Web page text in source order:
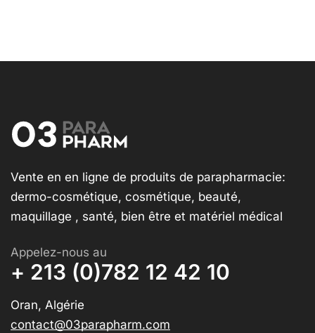
Vente en en ligne de produits de parapharmacie:
dermo-cosmétique, cosmétique, beauté,
maquillage , santé, bien être et matériel médical
Appelez-nous au
+ 213 (0)782 12 42 10
Oran, Algérie
contact@03parapharm.com